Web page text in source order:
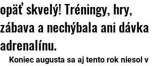
opäť skvelý! Tréningy, hry,
zábava a nechýbala ani dávka
adrenalínu.
Koniec augusta sa aj tento rok niesol v